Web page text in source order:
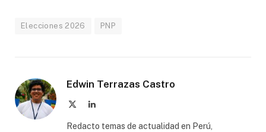
Elecciones 2026 PNP
Edwin Terrazas Castro
LinkedIn
Redacto temas de actualidad en Perú,